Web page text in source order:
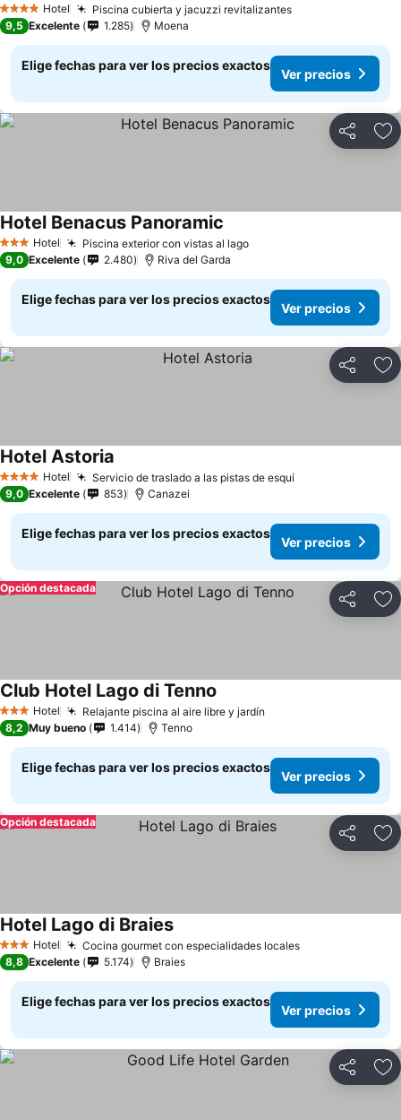
4 EstrellasHotel Piscina cubierta y jacuzzi revitalizantes
9,5 Excelente 1.285 Moena
Elige fechas para ver los precios exactos
Ver precios
Compartir
3 Estrellas
Hotel Piscina exterior con vistas al lago
Hotel Benacus Panoramic
9,0 Excelente 2.480 Riva del Garda
Elige fechas para ver los precios exactos
Ver precios
Compartir
4 EstrellasHotel Servicio de traslado a las pistas de esquí
Hotel Astoria
9,0 Excelente 853 Canazei
Elige fechas para ver los precios exactos
Ver precios
Compartir
Opción destacada
3 Estrellas
Hotel Relajante piscina al aire libre y jardín
Club Hotel Lago di Tenno
8,2 Muy bueno 1.414 Tenno
Elige fechas para ver los precios exactos
Ver precios
Compartir
Opción destacada
3 Estrellas
Hotel Cocina gourmet con especialidades locales
Hotel Lago di Braies
8,8 Excelente 5.174 Braies
Elige fechas para ver los precios exactos
Ver precios
Compartir